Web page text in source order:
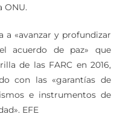
por una limitada
a «avanzar y profundizar
acuerdo de paz» que
de las FARC en 2016,
con las «garantías de
e instrumentos de